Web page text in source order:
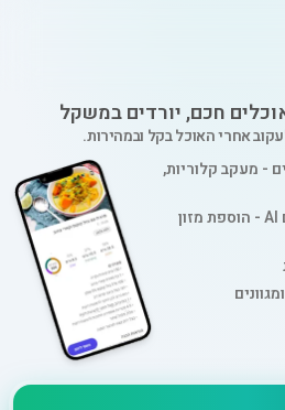
חכם, יורדים במשקל
אחרי האוכל בקל ובמהירות.
- מעקב קלוריות,
סריקת ברקוד וצילום מנה עם AI - הוספת מזון